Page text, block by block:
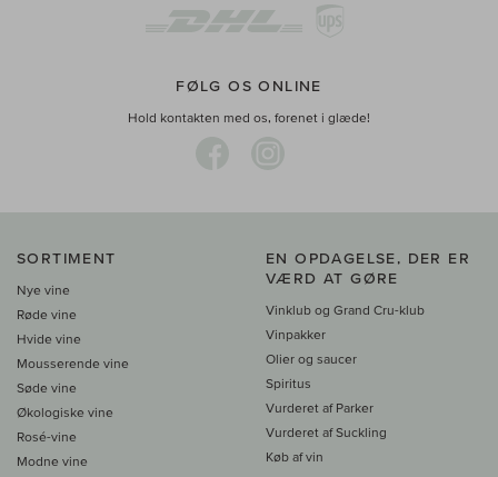
FØLG OS ONLINE
Hold kontakten med os, forenet i glæde!
SORTIMENT
Nye vine
Røde vine
Hvide vine
Mousserende vine
Søde vine
Økologiske vine
Rosé-vine
Modne vine
EN OPDAGELSE, DER ER
VÆRD AT GØRE
Vinklub og Grand Cru-klub
Vinpakker
Olier og saucer
Spiritus
Vurderet af Parker
Vurderet af Suckling
Køb af vin